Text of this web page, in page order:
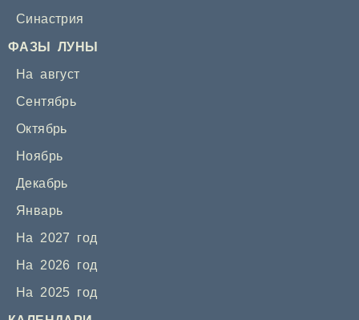
Синастрия
ФАЗЫ ЛУНЫ
На август
Сентябрь
Октябрь
Ноябрь
Декабрь
Январь
На 2027 год
На 2026 год
На 2025 год